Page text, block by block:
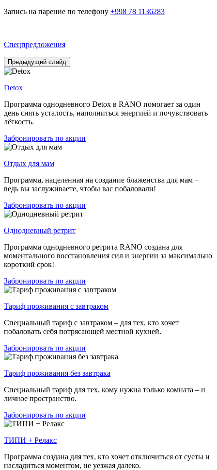
Запись на парение по телефону +998 78 1136283
Спецпредложения
Предыдущий слайд
Detox
Программа однодневного Detox в RANO помогает за один
день снять усталость, наполниться энергией и почувствовать
лёгкость.
Забронировать по акции
Отдых для мам
Программа, нацеленная на создание блаженства для мам –
ведь вы заслуживаете, чтобы вас побаловали!
Забронировать по акции
Однодневный ретрит
Программа однодневного ретрита RANO создана для
моментального восстановления сил и энергии за максимально
короткий срок!
Забронировать по акции
Тариф проживания с завтраком
Специальный тариф с завтраком – для тех, кто хочет
побаловать себя потрясающей местной кухней.
Забронировать по акции
Тариф проживания без завтрака
Специальный тариф для тех, кому нужна только комната – и
личное пространство.
Забронировать по акции
ТИПИ + Релакс
Программа создана для тех, кто хочет отключиться от суеты и
насладиться моментом, не уезжая далеко.